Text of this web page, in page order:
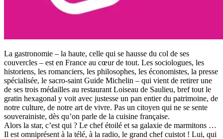
La gastronomie – la haute, celle qui se hausse du col de ses
couvercles – est en France au cœur de tout. Les sociologues, les
historiens, les romanciers, les philosophes, les économistes, la presse
spécialisée, le sacro-saint Guide Michelin – qui vient de retirer une
de ses trois médailles au restaurant Loiseau de Saulieu, bref tout le
gratin hexagonal y voit avec justesse un pan entier du patrimoine, de
notre culture, de notre art de vivre. Pas un citoyen qui ne se sente
souverainiste, dès qu’on parle de la cuisine française.
Alors la star, c’est qui ? Le chef étoilé et sa galaxie de marmitons …
Il est omniprésent à la télé, à la radio, le grand chef cuistot ! Lui, qui